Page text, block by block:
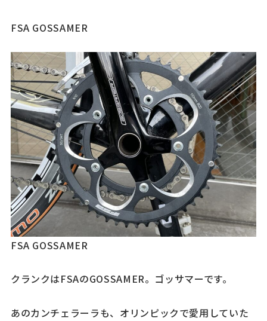
FSA GOSSAMER
FSA GOSSAMER
クランクはFSAのGOSSAMER。ゴッサマーです。
あのカンチェラーラも、オリンピックで愛用していた